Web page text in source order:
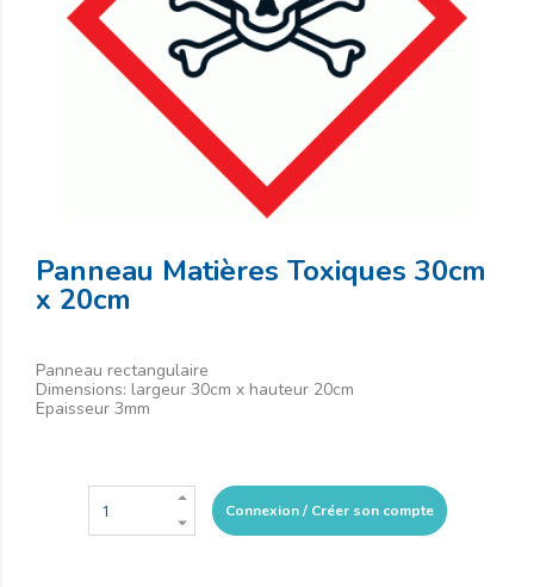
Panneau Matières Toxiques 30cm
x 20cm
Panneau rectangulaire
Dimensions: largeur 30cm x hauteur 20cm
Epaisseur 3mm
Connexion / Créer son compte